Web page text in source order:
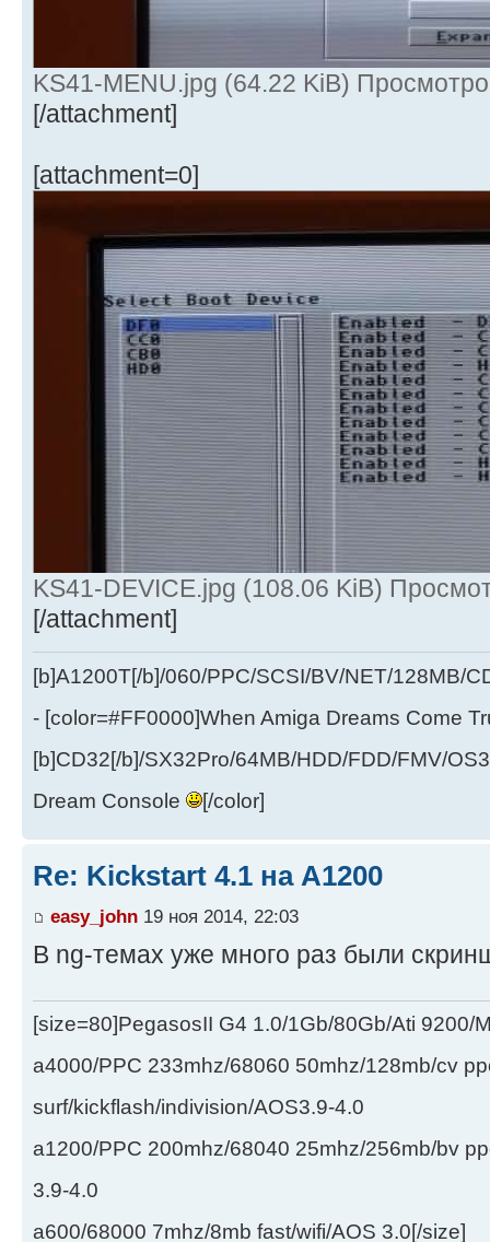
KS41-MENU.jpg (64.22 KiB)
[/attachment]
[attachment=0]
KS41-DEVICE.jpg (108.06 KiB)
[/attachment]
[b]A1200T[/b]/060/PPC/SCSI/BV/NET/128MB/
- [color=#FF0000]When Amiga Dreams Come
[b]CD32[/b]/SX32Pro/64MB/HDD/FDD/FMV/
Dream Console
[/color]
Re: Kickstart 4.1 на А1200
easy_john 19 ноя 2014, 22:03
В ng-темах уже много раз были
[size=80]PegasosII G4 1.0/1Gb/80Gb/Ati 9200/
a4000/PPC 233mhz/68060 50mhz/128mb/cv
surf/kickflash/indivision/AOS3.9-4.0
a1200/PPC 200mhz/68040 25mhz/256mb/bv
3.9-4.0
a600/68000 7mhz/8mb fast/wifi/AOS 3.0[/size]